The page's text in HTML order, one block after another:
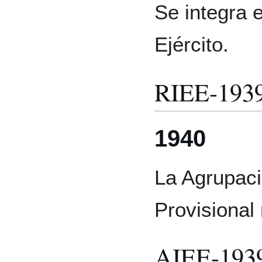
Se integra
Ejército.
RIEE-
1940
La
Provisional